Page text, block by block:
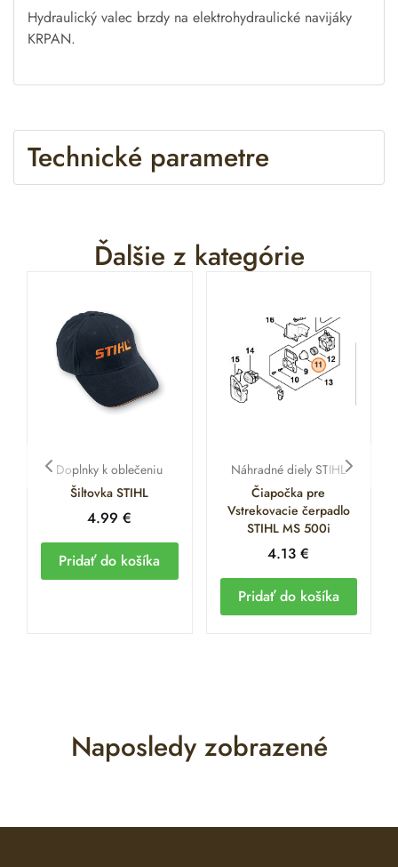
Hydraulický valec brzdy na elektrohydraulické navijáky
KRPAN.
Technické parametre
Ďalšie z kategórie
Doplnky k oblečeniu
Šiltovka STIHL
4.99€
Pridať do košíka
Náhradné diely STIHL
Čiapočka pre
Vstrekovacie čerpadlo
STIHL MS 500i
4.13€
Pridať do košíka
Naposledy zobrazené